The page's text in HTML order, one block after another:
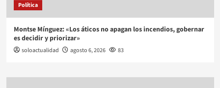
Política
Montse Mínguez: «Los áticos no apagan los incendios, gobernar
es decidir y priorizar»
soloactualidad agosto 6, 2026 83